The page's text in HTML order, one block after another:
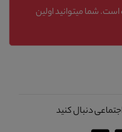
شما میتوانید اولین
دنبال کنید